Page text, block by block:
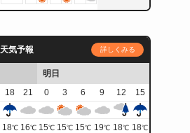
気予報 詳しくみる
明日
18 21 0 3 6 9 12
15
18℃ 16℃ 15℃ 15℃ 15℃ 19℃ 18℃ 18℃